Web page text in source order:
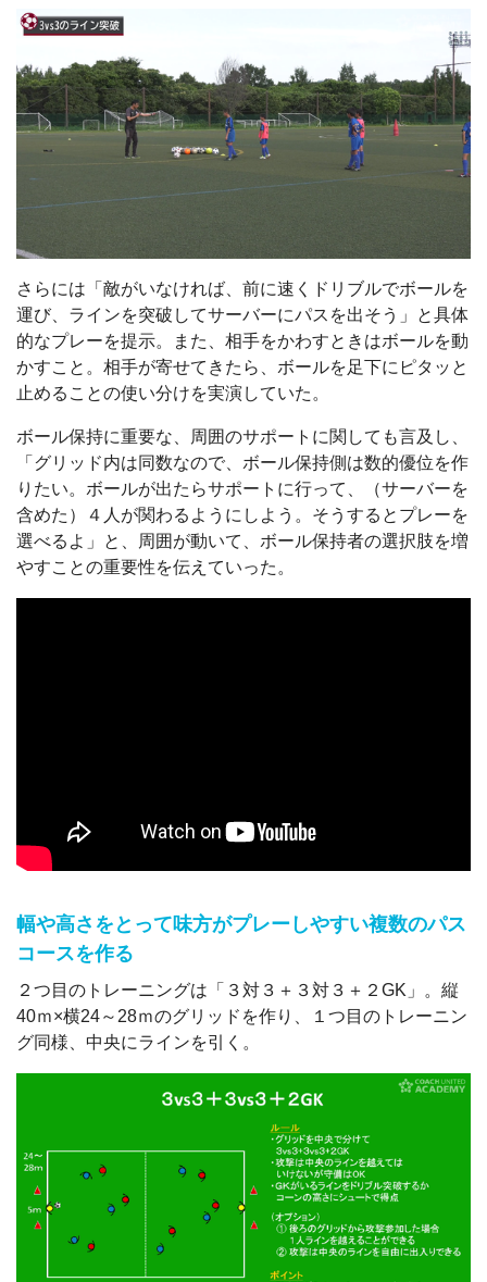
さらには「敵がいなければ、前に速くドリブルでボールを
運び、ラインを突破してサーバーにパスを出そう」と具体
的なプレーを提示。また、相手をかわすときはボールを動
かすこと。相手が寄せてきたら、ボールを足下にピタッと
止めることの使い分けを実演していた。
ボール保持に重要な、周囲のサポートに関しても言及し、
「グリッド内は同数なので、ボール保持側は数的優位を作
りたい。ボールが出たらサポートに行って、（サーバーを
含めた）４人が関わるようにしよう。そうするとプレーを
選べるよ」と、周囲が動いて、ボール保持者の選択肢を増
やすことの重要性を伝えていった。
幅や高さをとって味方がプレーしやすい複数のパス
コースを作る
２つ目のトレーニングは「３対３＋３対３＋２GK」。縦
40ｍ×横24～28ｍのグリッドを作り、１つ目のトレーニン
グ同様、中央にラインを引く。